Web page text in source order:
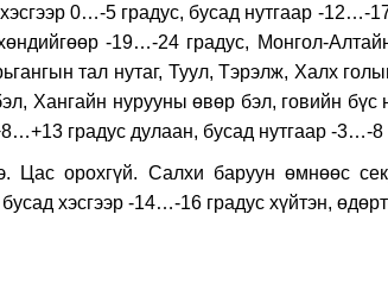
0…-5 градус, бусад нутгаар -12…-
-19…-24 градус, Монгол-
тал нутаг, Туул, Тэрэлж, Халх
Хангайн нурууны өвөр бэл, говийн бүс
градус дулаан, бусад нутгаар -3…-8
орохгүй. Салхи баруун өмнөөс
хэсгээр -14…-16 градус хүйтэн,